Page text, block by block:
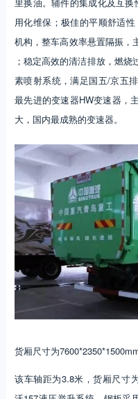
用化维保；极佳的平顺舒适
机构，整车高效率悬置隔振，
；稳定高效的清洁排放，燃
素喷射系统，满足国五/京五
最先进的变速器HW变速器，
大，国内最成熟的变速器。
货厢尺寸为
该车轴距为3.8米，货厢尺寸